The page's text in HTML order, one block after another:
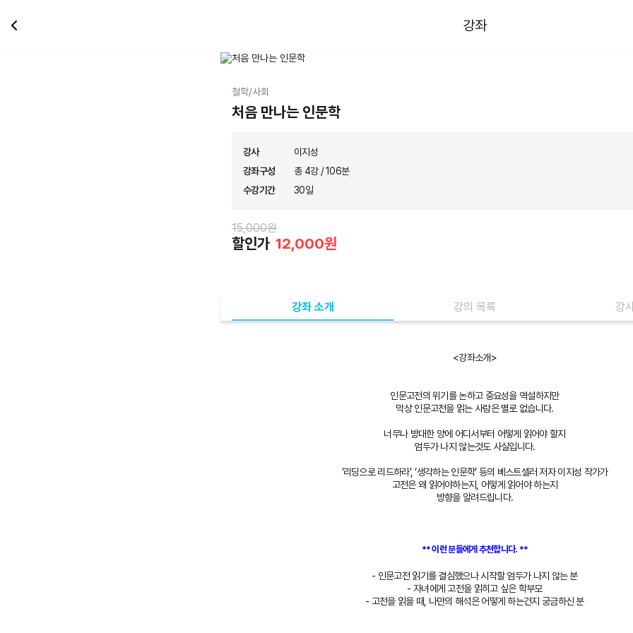
강좌
철학/사회
처음 만나는 인문학
강사
이지성
강좌구성
총 4강 / 106분
수강기간
30일
15,000원
할인가 12,000원
강좌 소개 강의 목록 강
<강좌소개>
인문고전의 위기를 논하고 중요성을 역설하지만
막상 인문고전을 읽는 사람은 별로 없습니다.
너무나 방대한 양에 어디서부터 어떻게 읽어야 할지
엄두가 나지 않는것도 사실입니다.
‘리딩으로 리드하라’, ‘생각하는 인문학’ 등의 베스트셀러 저자 이지성 작가가
고전은 왜 읽어야하는지, 어떻게 읽어야 하는지
방향을 알려드립니다.
** 이런 분들에게 추천합니다. **
- 인문고전 읽기를 결심했으나 시작할 엄두가 나지 않는 분
- 자녀에게 고전을 읽히고 싶은 학부모
- 고전을 읽을 때, 나만의 해석은 어떻게 하는건지 궁금하신 분